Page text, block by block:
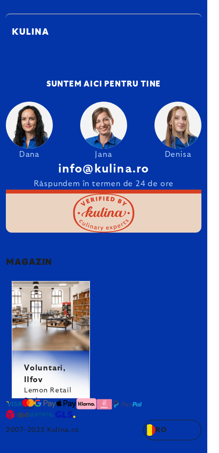
KULINA
SUNTEM AICI PENTRU TINE
Dana Jana Denisa
info@kulina.ro
Răspundem în termen de 24 de ore
MAGAZIN
Voluntari,
Ilfov
Lemon Retail
Park
2007–2025 Kulina.ro RO